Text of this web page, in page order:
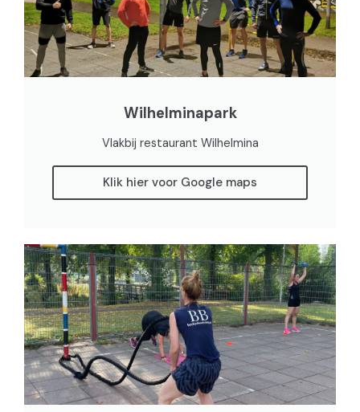
Wilhelminapark
Vlakbij restaurant Wilhelmina
Klik hier voor Google maps